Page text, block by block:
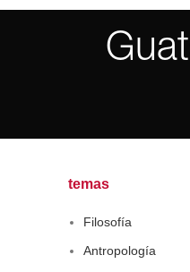
temas
Filosofía
Antropología